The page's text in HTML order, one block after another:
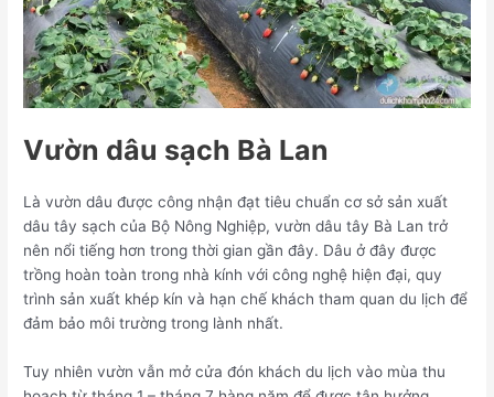
Vườn dâu sạch Bà Lan
Là vườn dâu được công nhận đạt tiêu chuẩn cơ sở sản xuất
dâu tây sạch của Bộ Nông Nghiệp, vườn dâu tây Bà Lan trở
nên nổi tiếng hơn trong thời gian gần đây. Dâu ở đây được
trồng hoàn toàn trong nhà kính với công nghệ hiện đại, quy
trình sản xuất khép kín và hạn chế khách tham quan du lịch để
đảm bảo môi trường trong lành nhất.
Tuy nhiên vườn vẫn mở cửa đón khách du lịch vào mùa thu